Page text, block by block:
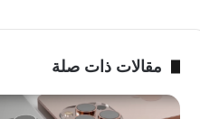
مقالات ذات صلة